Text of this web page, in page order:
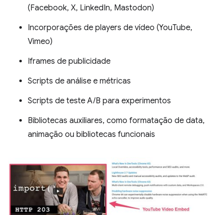
(Facebook, X, LinkedIn, Mastodon)
Incorporações de players de vídeo (YouTube,
Vimeo)
Iframes de publicidade
Scripts de análise e métricas
Scripts de teste A/B para experimentos
Bibliotecas auxiliares, como formatação de data,
animação ou bibliotecas funcionais